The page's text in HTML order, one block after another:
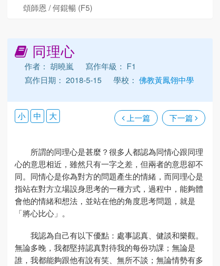
頌師恩 / 何錕暢 (F5)
同理心
作者： 胡曉嵐
寫作年級： F1
寫作日期： 2018-5-15
學校： 佛教黃鳳翎中學
上一篇 下一篇
小 中 大
所謂的同理心是甚麼？很多人都認為同情心跟同理
心的意思相近，雖然只有一字之差，但兩者的意思卻不
同。同情心是你為對方的問題產生的情緒，而同理心是
指站在對方立場設身思考的一種方式，過程中，能夠體
會他的情緒和想法，並站在他的角度思考問題，就是
「將心比心」。
我認為自己有以下優點：處事認真、健談和樂觀。
無論多晚，我都堅持認真對待我的每份功課；無論是
誰，我都能夠跟他有說有笑、無所不談；無論情勢有多